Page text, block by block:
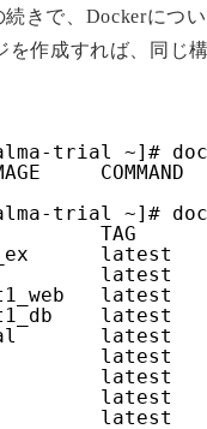
続きで、Dockerにつ
作成すれば、同じ
alma-trial ~]#
COMMAND
alma-trial ~]#
TAG
latest
latest
latest
latest
latest
latest
latest
latest
latest